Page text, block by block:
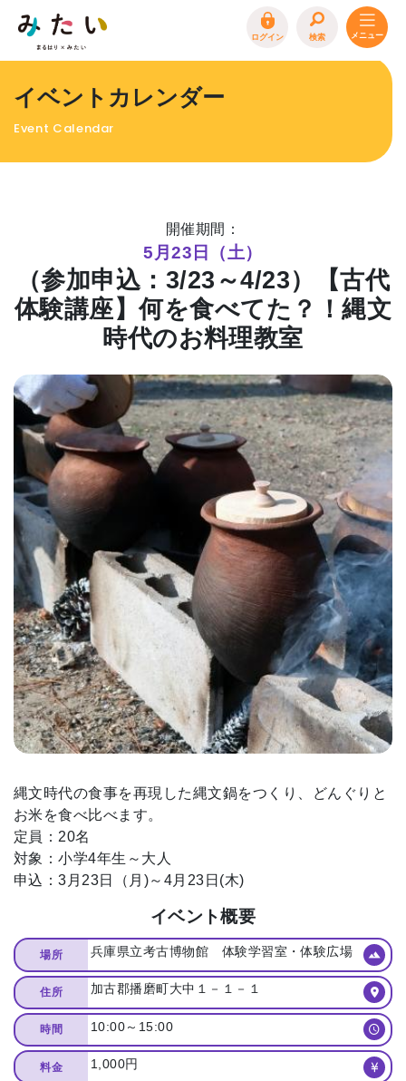
ログイン 検索
特集
まるはり×みたい お問合わせ イベント情報募集
サイトポリシー プライバシーポリシー 運営会社
イベントカレンダー
Event Calendar
開催期間：
5月23日（土）
（参加申込：3/23～4/23）【古代
体験講座】何を食べてた？！縄文
時代のお料理教室
縄文時代の食事を再現した縄文鍋をつくり、どんぐりと
お米を食べ比べます。
定員：20名
対象：小学4年生～大人
申込：3月23日（月)～4月23日(木)
イベント概要
場所 兵庫県立考古博物館 体験学習室・体験広場
住所 加古郡播磨町大中１－１－１
時間 10:00～15:00
料金 1,000円